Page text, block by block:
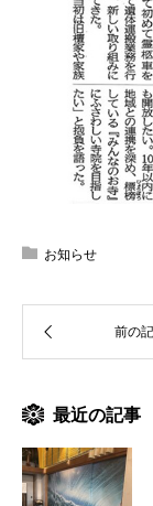
お知らせ
最近の記事